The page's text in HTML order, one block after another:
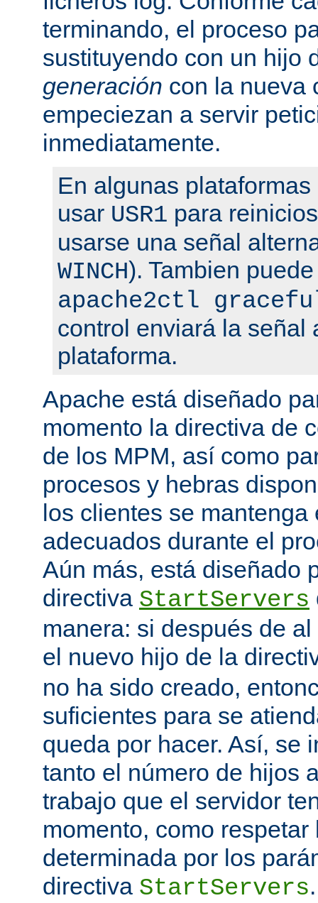
terminando, el proceso
sustituyendo con un hijo
generación con la nueva
empeciezan a servir
inmediatamente.
En algunas
usar USR1 para
usarse una señal
WINCH). Tambien
apache2ctl
control enviará la señal
plataforma.
Apache está diseñado
momento la directiva de
de los MPM, así como
procesos y hebras
los clientes se
adecuados durante el
Aún más, está diseñado
directiva StartServers
manera: si después de
el nuevo hijo de la
no ha sido creado,
suficientes para se
queda por hacer. Así, se
tanto el número de hijos
trabajo que el servidor
momento, como
determinada por los
directiva StartServers.